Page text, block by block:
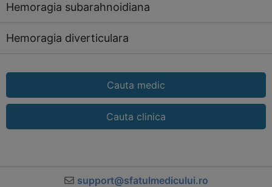
Hemoragia subarahnoidiana
Hemoragia diverticulara
Cauta medic
Cauta clinica
support@sfatulmedicului.ro